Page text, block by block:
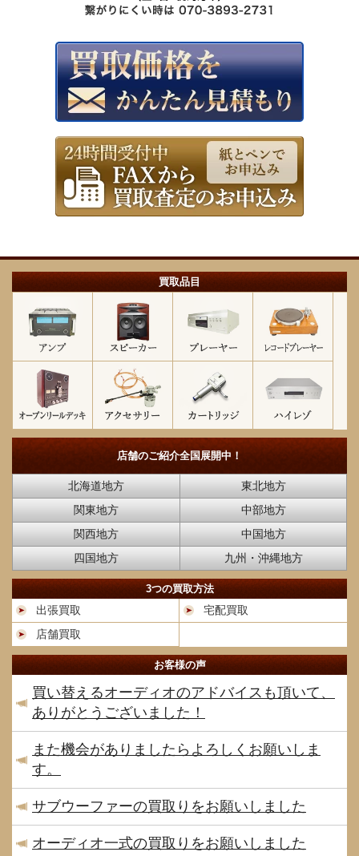
買取品目
店舗のご紹介全国展開中！
北海道地方
東北地方
関東地方
中部地方
関西地方
中国地方
四国地方
九州・沖縄地方
3つの買取方法
出張買取
宅配買取
店舗買取
お客様の声
買い替えるオーディオのアドバイスも頂いて、
ありがとうございました！
また機会がありましたらよろしくお願いしま
す。
サブウーファーの買取りをお願いしました
オーディオ一式の買取りをお願いしました